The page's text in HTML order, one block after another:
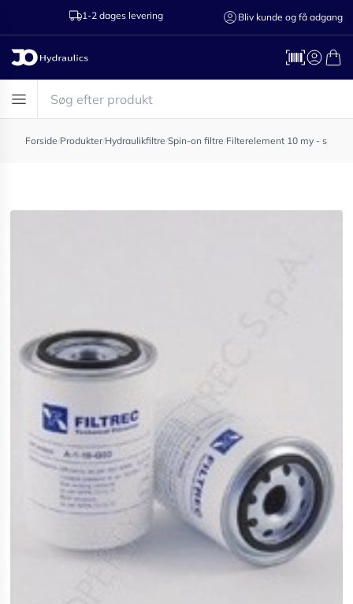
1-2 dages levering Ring til os
Bliv kunde og få adgang
Forside/Produkter/Hydraulikfiltre/Spin-on filtre/Filterelement 10 my - spin